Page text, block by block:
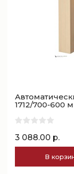
1712/700-600
3 088.00 р.
В